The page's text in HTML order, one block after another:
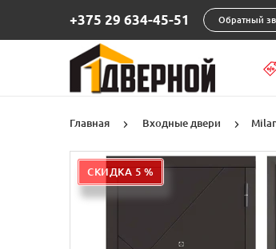
+375 29 634-45-51 Обратный
Главная Входные двери
СКИДКА 5 %